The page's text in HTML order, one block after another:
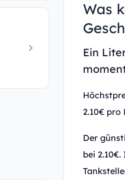
Was
Ein
2.10€ pro
Der
bei